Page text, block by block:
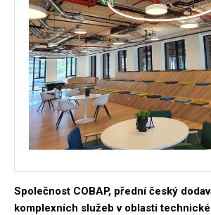
Společnost COBAP, přední český
komplexních služeb v oblasti